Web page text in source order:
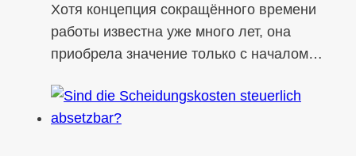
Хотя концепция сокращённого времени
работы известна уже много лет, она
приобрела значение только с началом…